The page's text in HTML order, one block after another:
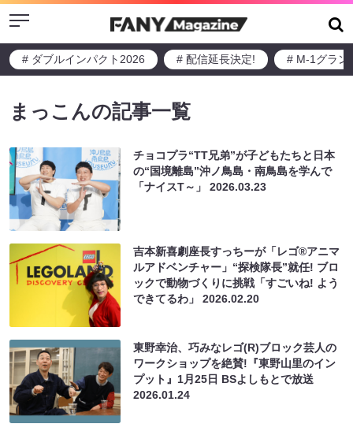
Menu
# ダブルインパクト2026 # 配信延長決定! # M-1グラン
まっこんの記事一覧
チョコプラ“TT兄弟”が子どもたちと日本
の“国境離島”沖ノ鳥島・南鳥島を学んで
「ナイスT～」2026.03.23
吉本新喜劇座長すっちーが「レゴ®アニマ
ルアドベンチャー」“探検隊長”就任! ブロ
ックで動物づくりに挑戦「すごいね! よう
できてるわ」2026.02.20
東野幸治、巧みなレゴ(R)ブロック芸人の
ワークショップを絶賛!『東野山里のイン
プット』1月25日 BSよしもとで放送
2026.01.24